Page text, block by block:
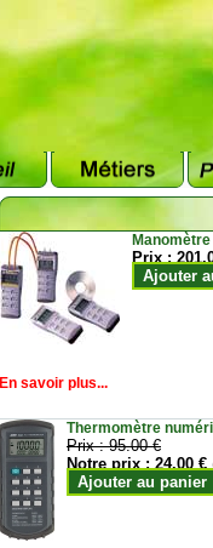
Prix :
Ajouter
En savoir plus...
Thermomètre
Prix :95.00 €
Notre prix :24.00 €
Ajouter au panier